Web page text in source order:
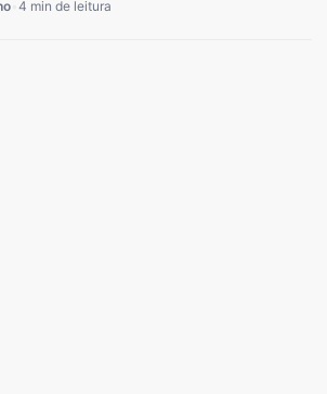
dos parques…
4 min de leitura